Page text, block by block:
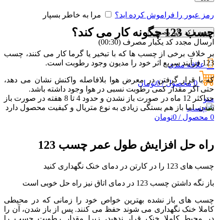
رمز عبور را فراموش کرده اید؟ مرا به خاطر بسپار
ورود با کد یکبارمصرف
ارسال مجدد کد یکبار مصرف (00:
30
)
علاقه مندی
0 محصول /
0تومان
منو
0 محصول /
0تومان
چسب 123 چگونه کار می کند؟
بر خلاف برخی از چسب ها که با تبخیر یا گرما کار می کنند، چسب
123 فرآیند سریع اثر خود را مدیون وجود رطوبت است.
که با قرار گرفتن در معرض هوا بلافاصله واکنش نشان می دهد،
حتی اگر مقدار کمی رطوبت نسبی در هوا وجود داشته باشد.
حداکثر 12 ماه در صورت باز نشدن و حدود 4 تا 8 هفته در صورت باز
شدن. اما باز هم بستگی زیادی به نوع متریال و کیفیت محصول دارد
راه حل افزایش طول عمر چسب 123
چسب های 123 را در کارتن در دمای خنک نگهداری کنید
باز نگه داشتن چسب 123 در دمای اتاق نیز راه حل خوبی است
چسب های باز نشده بهترین خواص خود را زمانی که در محیطی
کاملا خنک نگهداری می شوند حفظ می کنند. پس از باز شدن، آن را
در محیط کاملا خنک قرار ندهید، زیرا مقدار رطوبت چسب را